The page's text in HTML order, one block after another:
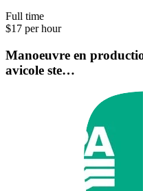
Full time
$17 per hour
Manoeuvre en
avicole ste…